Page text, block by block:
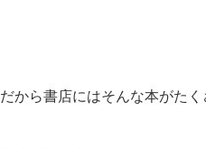
だから書店にはそんな本がたく